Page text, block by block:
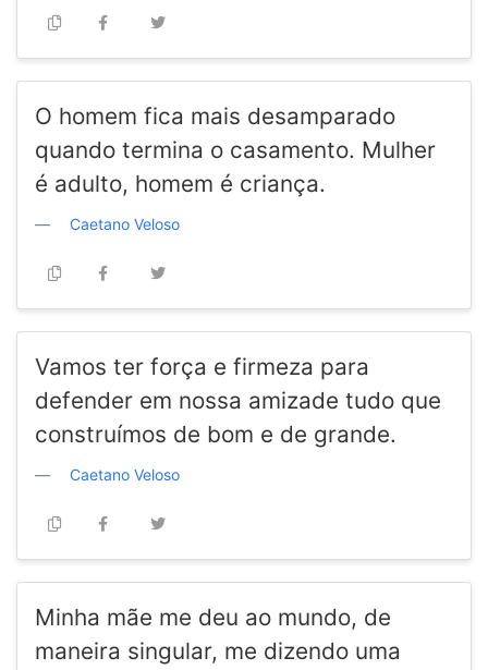
O homem fica mais desamparado
quando termina o casamento. Mulher
é adulto, homem é criança.
Caetano Veloso
Vamos ter força e firmeza para
defender em nossa amizade tudo que
construímos de bom e de grande.
Caetano Veloso
Minha mãe me deu ao mundo, de
maneira singular, me dizendo uma